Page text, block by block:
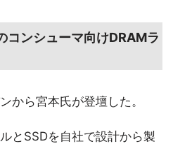
コンシューマ向けDRAMラ
から宮本氏が登壇した。
とSSDを自社で設計から製